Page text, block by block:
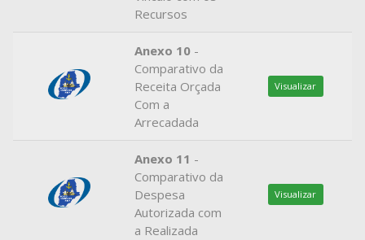
Recursos
Anexo 10 -
Comparativo da
Receita Orçada
Com a
Arrecadada
Visualizar
Anexo 11 -
Comparativo da
Despesa
Autorizada com
a Realizada
Visualizar